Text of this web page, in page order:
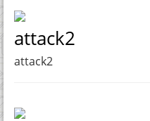
attack2
attack2